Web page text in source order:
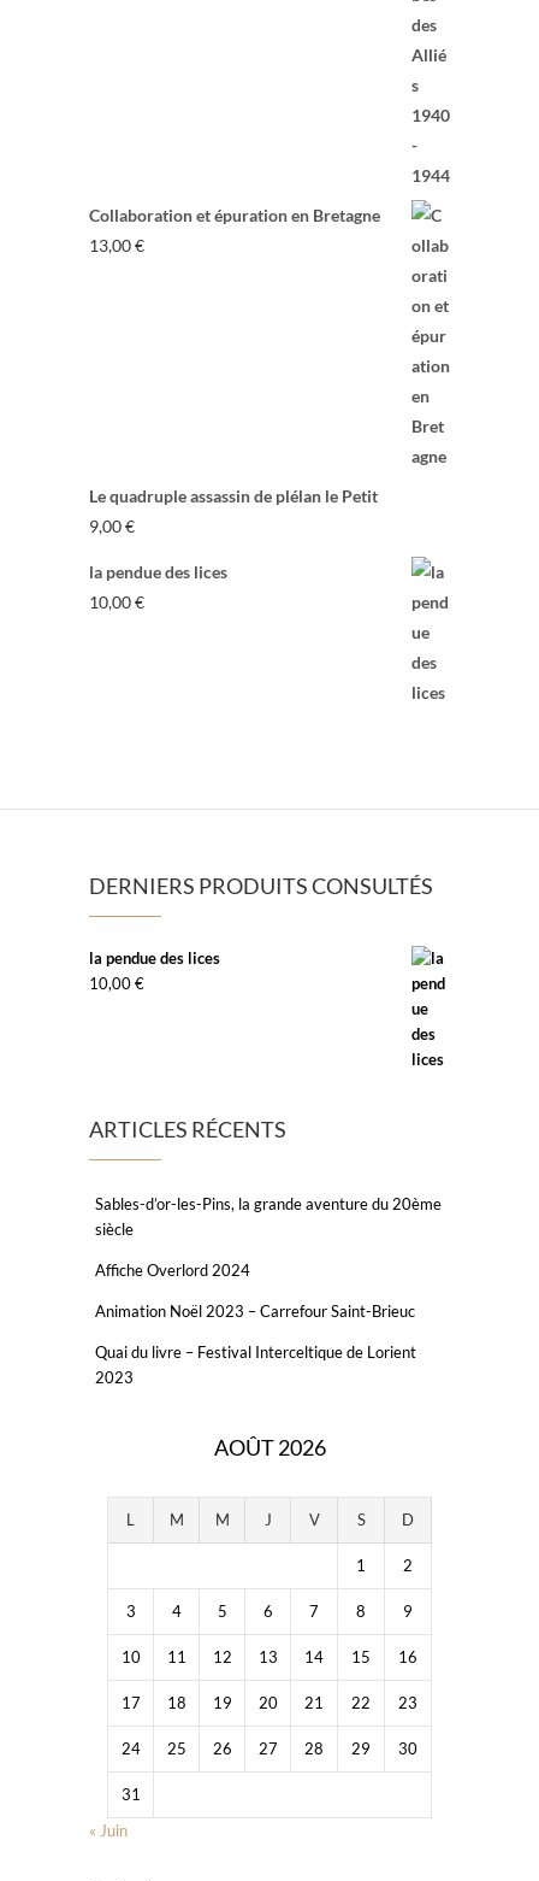
Collaboration et épuration en Bretagne
13,00€
Le quadruple assassin de plélan le Petit
9,00€
la pendue des lices
10,00€
DERNIERS PRODUITS CONSULTÉS
la pendue des lices
10,00€
ARTICLES RÉCENTS
Sables-d’or-les-Pins, la grande aventure du 20ème
siècle
Affiche Overlord 2024
Animation Noël 2023 – Carrefour Saint-Brieuc
Quai du livre – Festival Interceltique de Lorient
2023
AOÛT 2026
L M M J V S D
1 2
3 4 5 6 7 8 9
10 11 12 13 14 15 16
17 18 19 20 21 22 23
24 25 26 27 28 29 30
31
« Juin